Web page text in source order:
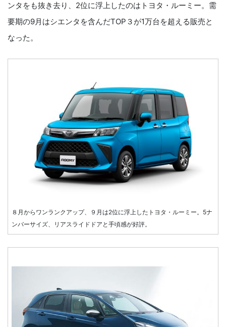
ンタをも抜き去り、2位に浮上したのはトヨタ・ルーミー。需
要期の9月はシエンタを含んだTOP３が1万台を超える販売と
なった。
８月からワンランクアップ、９月は2位に浮上したトヨタ・ルーミー。5ナ
ンバーサイズ、リアスライドドアと手頃感が好評。